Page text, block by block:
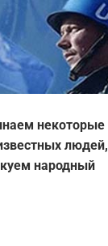
некоторые
людей,
народный